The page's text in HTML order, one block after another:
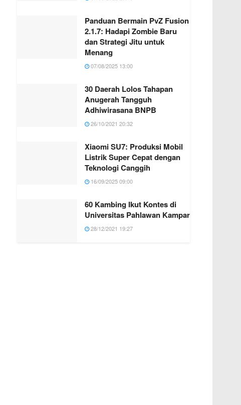
Panduan Bermain PvZ Fusion
2.1.7: Hadapi Zombie Baru
dan Strategi Jitu untuk
Menang
07/08/2025 13:00
30 Daerah Lolos Tahapan
Anugerah Tangguh
Adhiwirasana BNPB
26/10/2021 20:32
Xiaomi SU7: Produksi Mobil
Listrik Super Cepat dengan
Teknologi Canggih
16/09/2025 09:00
60 Kambing Ikut Kontes di
Universitas Pahlawan Kampar
28/12/2021 19:27